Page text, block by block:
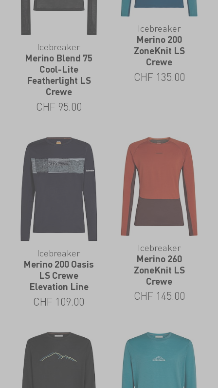
Icebreaker
Merino Blend 75
Cool-Lite
Featherlight LS
Crewe
CHF 95.00
Icebreaker
Merino 200
ZoneKnit LS
Crewe
CHF 135.00
Icebreaker
Merino 200 Oasis
LS Crewe
Elevation Line
CHF 109.00
Icebreaker
Merino 260
ZoneKnit LS
Crewe
CHF 145.00